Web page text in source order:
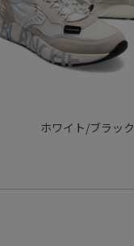
ホワイト/ブラック